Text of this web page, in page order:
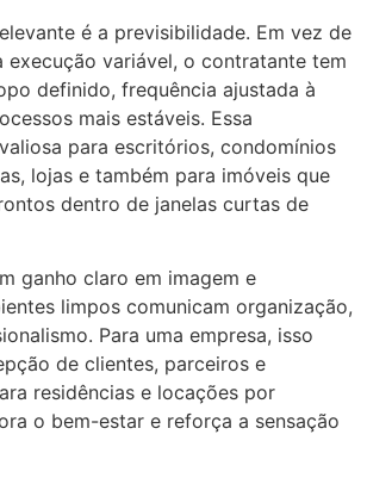
é a previsibilidade. Em vez de
execução variável, o contratante tem
definido, frequência ajustada à
mais estáveis. Essa
para escritórios, condomínios
lojas e também para imóveis que
dentro de janelas curtas de
ganho claro em imagem e
limpos comunicam organização,
Para uma empresa, isso
de clientes, parceiros e
residências e locações por
o bem-estar e reforça a sensação